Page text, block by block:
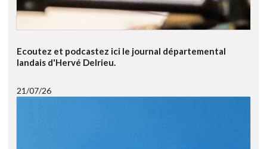
Ecoutez et podcastez ici le journal départemental
landais d'Hervé Delrieu.
21/07/26